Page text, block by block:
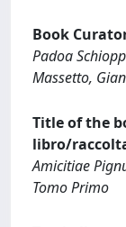
Book
Padoa
Massetto,
Title of the
libro/
Amicitiae
Tomo Primo